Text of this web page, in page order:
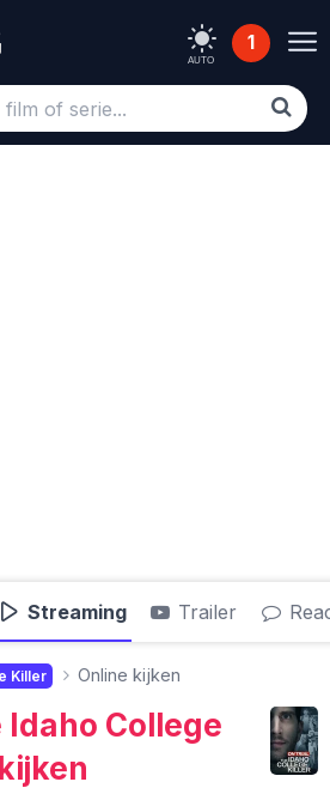
AUTO
1
Streaming Trailer
Killer Online kijken
Idaho College